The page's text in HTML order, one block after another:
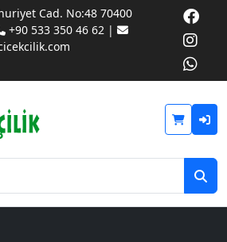
Cad. No:48 70400
+90 533 350 46 62 |